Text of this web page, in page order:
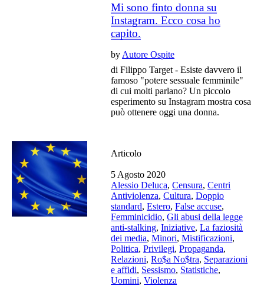
Mi sono finto donna su
Instagram. Ecco cosa ho
capito.
by Autore Ospite
di Filippo Target - Esiste davvero il
famoso "potere sessuale femminile"
di cui molti parlano? Un piccolo
esperimento su Instagram mostra cosa
può ottenere oggi una donna.
Articolo
5 Agosto 2020
Alessio Deluca,Censura,Centri
Antiviolenza,Cultura,Doppio
standard,Estero,False accuse,
Femminicidio,Gli abusi della legge
anti-stalking,Iniziative,La faziosità
dei media,Minori,Mistificazioni,
Politica,Privilegi,Propaganda,
Relazioni,Ro$a No$tra, Separazioni
e affidi, Sessismo, Statistiche,
Uomini,Violenza